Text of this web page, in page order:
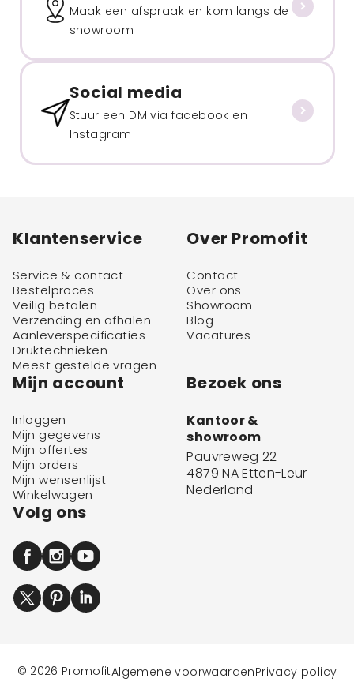
Maak een afspraak en kom langs de
showroom
Social media
Stuur een DM via facebook en
Instagram
Klantenservice
Service & contact
Bestelproces
Veilig betalen
Verzending en afhalen
Aanleverspecificaties
Druktechnieken
Meest gestelde vragen
Over Promofit
Contact
Over ons
Showroom
Blog
Vacatures
Mijn account
Inloggen
Mijn gegevens
Mijn offertes
Mijn orders
Mijn wensenlijst
Winkelwagen
Bezoek ons
Kantoor &
showroom
Pauvreweg 22
4879 NA Etten-Leur
Nederland
Volg ons
© 2026 PromofitAlgemene voorwaardenPrivacy policy